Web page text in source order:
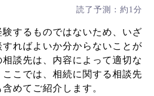
読了予測：約1分
するものではないため、いざ
ればよいか分からないことが
談先は、内容によって適切な
こでは、相続に関する相談先
めてご紹介します。